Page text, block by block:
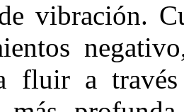
vibración.
fluir a